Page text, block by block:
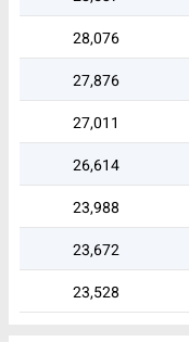
28,076
27,876
27,011
26,614
23,988
23,672
23,528